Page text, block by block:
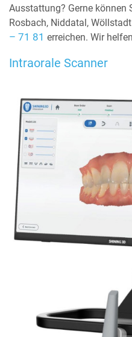
Ausstattung? Gerne können
Rosbach, Niddatal,
– 71 81 erreichen. Wir
Intraorale Scanner